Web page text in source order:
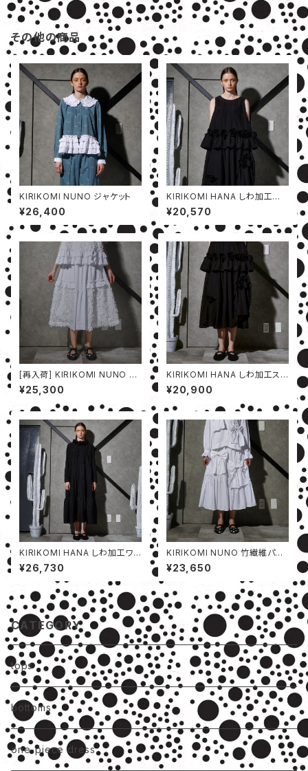
その他の商品
KIRIKOMI NUNO ジャケット
¥26,400
KIRIKOMI HANA しわ加工ベ
スト
¥20,570
[再入荷] KIRIKOMI NUNO ス
カート
¥25,300
KIRIKOMI HANA しわ加工スカ
ート
¥20,900
KIRIKOMI HANA しわ加工ワン
ピース
¥26,730
KIRIKOMI NUNO 竹繊維パン
ツ
¥23,650
CATEGORY
tops
bottoms
one-piece dress